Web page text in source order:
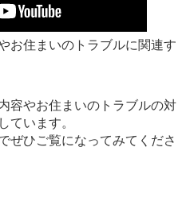
お住まいのトラブルに関連す
容やお住まいのトラブルの対
ています。
ぜひご覧になってみてくださ